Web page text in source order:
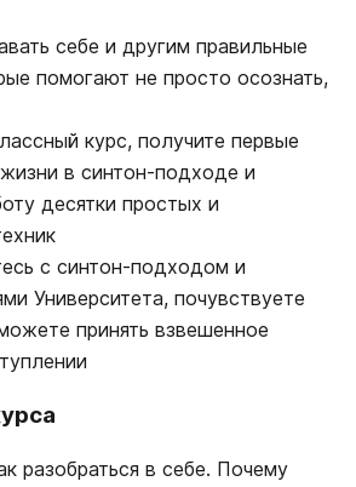
себе и другим правильные
помогают не просто осознать,
курс, получите первые
в синтон-подходе и
десятки простых и
с синтон-подходом и
Университета, почувствуете
принять взвешенное
разобраться в себе. Почему